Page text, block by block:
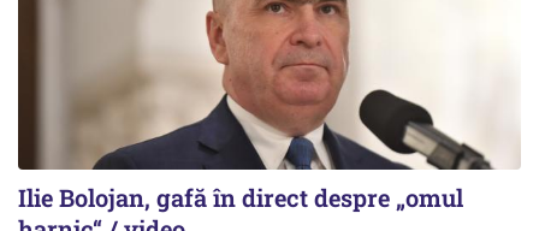
Ilie Bolojan, gafă în direct despre „omul